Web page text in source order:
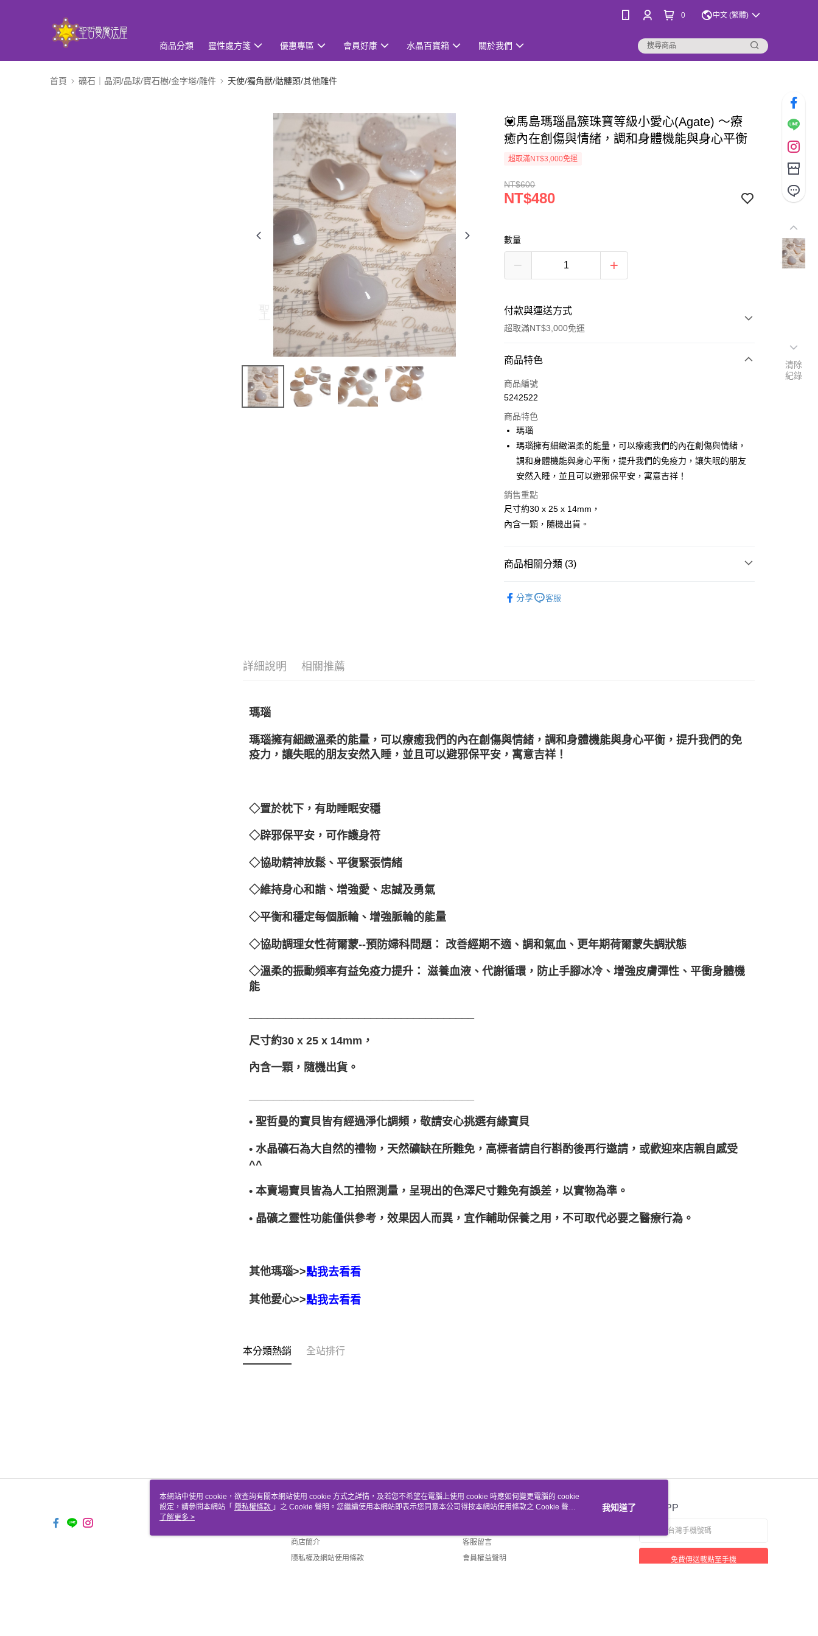
0 中文 (繁體)
商品分類 靈性處方箋 優惠專區 會員好康 水晶百寶箱 關於我們
首頁 礦石｜晶洞/晶球/寶石樹/金字塔/雕件 天使/獨角獸/骷髏頭/其他雕件
💟馬島瑪瑙晶簇珠寶等級小愛心(Agate) ～療
癒內在創傷與情緒，調和身體機能與身心平衡
超取滿NT$3,000免運
NT$600
NT$480
數量
付款與運送方式
超取滿NT$3,000免運
付款方式
信用卡一次付款
LINE Pay
Apple Pay
街口支付
悠遊付
每筆NT$80，滿NT$3,000(含以上)免運費
付款後門市自取
免運費
商品特色
商品編號
5242522
商品特色
瑪瑙
瑪瑙擁有細緻溫柔的能量，可以療癒我們的內在創傷與情緒，
調和身體機能與身心平衡，提升我們的免疫力，讓失眠的朋友
安然入睡，並且可以避邪保平安，寓意吉祥！
銷售重點
尺寸約30 x 25 x 14mm，
內含一顆，隨機出貨。
商品相關分類 (3)
雕件分享 客服
詳細說明 相關推薦
瑪瑙
瑪瑙擁有細緻溫柔的能量，可以療癒我們的內在創傷與情緒，調和身體機能與身心平衡，提升我們的免
疫力，讓失眠的朋友安然入睡，並且可以避邪保平安，寓意吉祥！
◇置於枕下，有助睡眠安穩
◇辟邪保平安，可作護身符
◇協助精神放鬆、平復緊張情緒
◇維持身心和諧、增強愛、忠誠及勇氣
◇平衡和穩定每個脈輪、增強脈輪的能量
◇協助調理女性荷爾蒙--預防婦科問題： 改善經期不適、調和氣血、更年期荷爾蒙失調狀態
◇溫柔的振動頻率有益免疫力提升： 滋養血液、代謝循環，防止手腳冰冷、增強皮膚彈性、平衝身體機
能
尺寸約30 x 25 x 14mm，
內含一顆，隨機出貨。
• 聖哲曼的寶貝皆有經過淨化調頻，敬請安心挑選有緣寶貝
• 水晶礦石為大自然的禮物，天然礦缺在所難免，高標者請自行斟酌後再行邀請，或歡迎來店親自感受
^^
• 本賣場寶貝皆為人工拍照測量，呈現出的色澤尺寸難免有誤差，以實物為準。
• 晶礦之靈性功能僅供參考，效果因人而異，宜作輔助保養之用，不可取代必要之醫療行為。
其他瑪瑙>>點我去看看
其他愛心>>點我去看看
本分類熱銷 全站排行
關於我們
商店簡介
隱私權及網站使用條款
客服資訊
客服留言
會員權益聲明
官方APP
免費傳送載點至手機
清除
紀錄
本網站中使用 cookie，欲查詢有關本網站使用 cookie 方式之詳情，及若您不希望在電腦上使用 cookie 時應如何變更電腦的 cookie
設定，請參閱本網站「 隱私權條款 」之 Cookie 聲明。您繼續使用本網站即表示您同意本公司得按本網站使用條款之 Cookie 聲明
使用 cookie。
了解更多 >
我知道了